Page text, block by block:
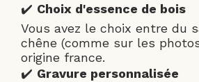
✔️ Choix d'essence de bois
Vous avez le choix entre du
chêne (comme sur les
origine france.
✔️ Gravure personnalisée